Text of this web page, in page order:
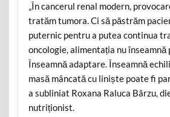
„În cancerul renal modern,
tratăm tumora. Ci să păstrăm
puternic pentru a putea continua
oncologie, alimentația nu înseamnă
Înseamnă adaptare. Înseamnă
masă mâncată cu liniște poate fi
a subliniat Roxana Raluca Bârzu,
nutriționist.